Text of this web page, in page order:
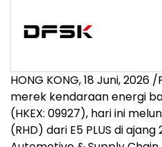
HONG KONG,18 Juni, 2026 /
merek kendaraan energi
(HKEX: 09927), hari ini
(RHD) dari E5 PLUS di